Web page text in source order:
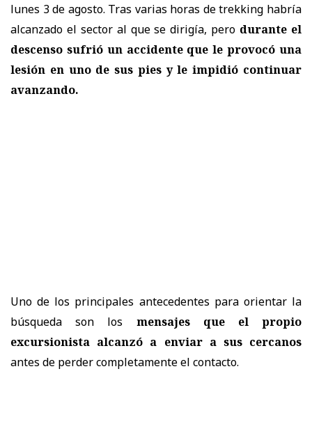
lunes 3 de agosto. Tras varias horas de trekking habría
alcanzado el sector al que se dirigía, pero durante el
descenso sufrió un accidente que le provocó una
lesión en uno de sus pies y le impidió continuar
avanzando.
Uno de los principales antecedentes para orientar la
búsqueda son los mensajes que el propio
excursionista alcanzó a enviar a sus cercanos
antes de perder completamente el contacto.